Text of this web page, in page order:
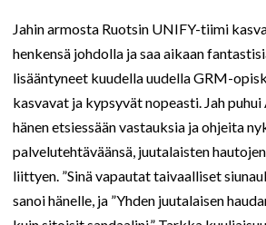
Jahin armosta Ruotsin UNIFY-tiimi
henkensä johdolla ja saa aikaan
lisääntyneet kuudella uudella GRM-
kasvavat ja kypsyvät nopeasti. Jah
hänen etsiessään vastauksia ja ohjeita
palvelutehtäväänsä, juutalaisten
liittyen. ”Sinä vapautat taivaalliset
sanoi hänelle, ja ”Yhden juutalaisen